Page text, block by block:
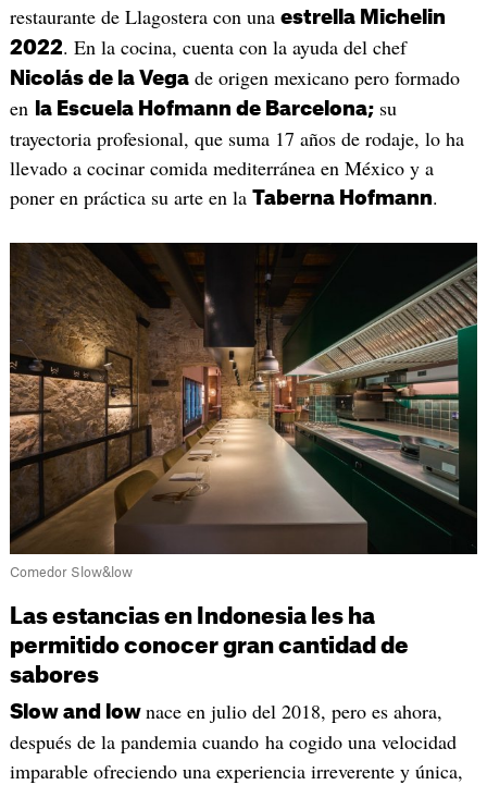
restaurante de Llagostera con una estrella Michelin
2022. En la cocina, cuenta con la ayuda del chef
Nicolás de la Vegade origen mexicano pero formado
en
la Escuela Hofmann de Barcelona;su
trayectoria profesional, que suma 17 años de rodaje, lo ha
llevado a cocinar comida mediterránea en México y a
poner en práctica su arte en la Taberna Hofmann.
Comedor Slow&low
Las estancias en Indonesia les ha
permitido conocer gran cantidad de
sabores
Slow and low nace en julio del 2018, pero es ahora,
después de la pandemia cuando ha cogido una velocidad
imparable ofreciendo una experiencia irreverente y única,